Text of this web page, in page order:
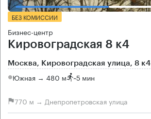
БЕЗ КОМИССИИ
Бизнес-центр
Кировоградская 8 к4
Москва, Кировоградская улица, 8 к4
Южная → 480 м ~5 мин
770 м → Днепропетровская улица